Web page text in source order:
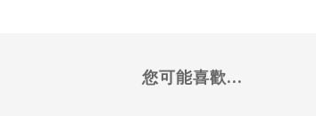
您可能喜歡...